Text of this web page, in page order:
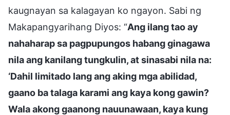
kaugnayan sa kalagayan ko ngayon. Sabi ng
Makapangyarihang Diyos: “Ang ilang tao ay
nahaharap sa pagpupungos habang ginagawa
nila ang kanilang tungkulin, at sinasabi nila na:
‘Dahil limitado lang ang aking mga abilidad,
gaano ba talaga karami ang kaya kong gawin?
Wala akong gaanong nauunawaan, kaya kung